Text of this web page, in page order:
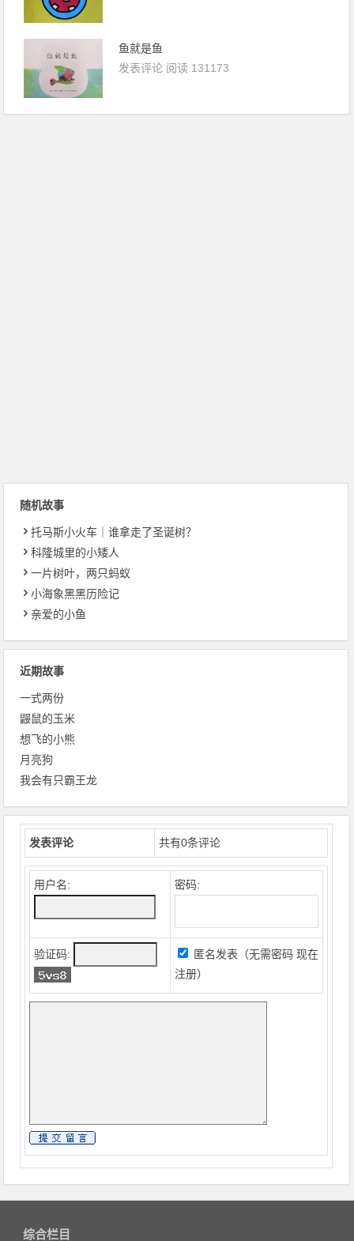
鱼就是鱼
发表评论 阅读 131173
随机故事
托马斯小火车｜谁拿走了圣诞树？
科隆城里的小矮人
一片树叶，两只蚂蚁
小海象黑黑历险记
亲爱的小鱼
近期故事
一式两份
鼹鼠的玉米
想飞的小熊
月亮狗
我会有只霸王龙
发表评论 共有0条评论
用户名: 密码:
验证码: 匿名发表（无需密码现在
注册）
综合栏目